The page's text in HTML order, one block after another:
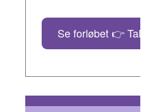
Se forløbet 👉 Tal